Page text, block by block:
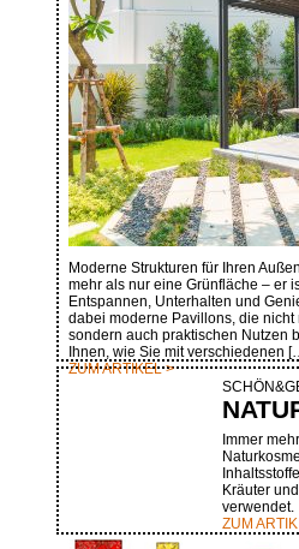
Moderne Strukturen für Ihren
mehr als nur eine Grünfläche – er
Entspannen, Unterhalten und
dabei moderne Pavillons, die
sondern auch praktischen Nutzen
Ihnen, wie Sie mit verschiedenen
ZUM ARTIKEL >
Immer
Kräuter
verwendet.
ZUM